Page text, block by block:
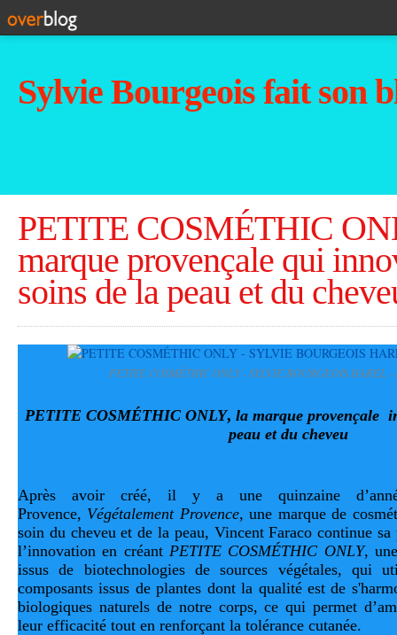
Sylvie Bourgeois fait son
PETITE COSMÉTHIC
marque provençale qui
soins de la peau et du
PETITE COSMÉTHIC ONLY - SYLVIE BOURGEOIS HAREL -
PETITE COSMÉTHIC ONLY, la marque provençale
peau et du cheveu
Après avoir créé, il y a une quinzaine
Provence, Végétalement Provence, une marque de
soin du cheveu et de la peau, Vincent Faraco continue sa
l’innovation en créant PETITE COSMÉTHIC ONLY,
issus de biotechnologies de sources végétales, qui
composants issus de plantes dont la qualité est de
biologiques naturels de notre corps, ce qui permet
leur efficacité tout en renforçant la tolérance cutanée.